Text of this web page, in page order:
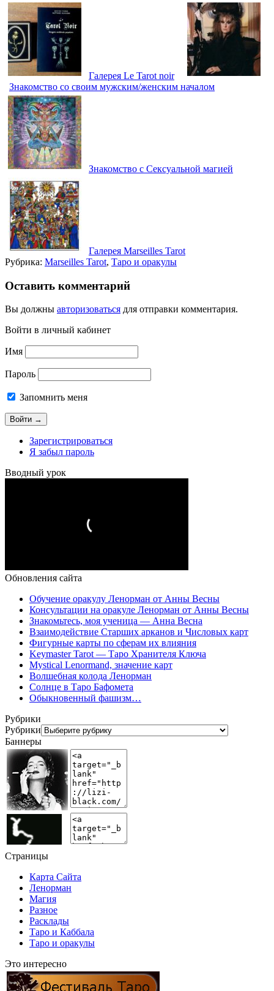
Галерея Le Tarot noir
Знакомство со своим мужским/женским началом
Знакомство с Сексуальной магией
Галерея Marseilles Tarot
Рубрика: Marseilles Tarot, Таро и оракулы
Оставить комментарий
Вы должны авторизоваться для отправки комментария.
Войти в личный кабинет
Имя
Пароль
Запомнить меня
Зарегистрироваться
Я забыл пароль
Вводный урок
Обновления сайта
Обучение оракулу Ленорман от Анны Весны
Консультации на оракуле Ленорман от Анны Весны
Знакомьтесь, моя ученица — Анна Весна
Взаимодействие Старших арканов и Числовых карт
Фигурные карты по сферам их влияния
Keymaster Tarot — Таро Хранителя Ключа
Mystical Lenormand, значение карт
Волшебная колода Ленорман
Солнце в Таро Бафомета
Обыкновенный фашизм…
Рубрики
Рубрики
Баннеры
Страницы
Карта Сайта
Ленорман
Магия
Разное
Расклады
Таро и Каббала
Таро и оракулы
Это интересно